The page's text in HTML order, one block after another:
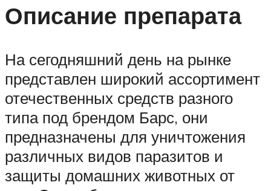
Описание препарата
На сегодняшний день на рынке
представлен широкий ассортимент
отечественных средств разного
типа под брендом Барс, они
предназначены для уничтожения
различных видов паразитов и
защиты домашних животных от